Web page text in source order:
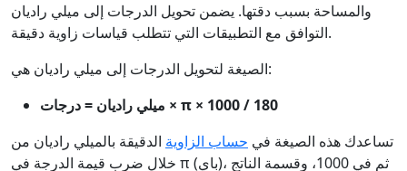
والمساحة بسبب دقتها. يضمن تحويل الدرجات إلى ميلي راديان
التوافق مع التطبيقات التي تتطلب قياسات زاوية دقيقة.
الصيغة لتحويل الدرجات إلى ميلي راديان هي:
ميلي راديان = درجات × π × 1000 / 180
تساعدك هذه الصيغة في حساب الزاوية الدقيقة بالميلي راديان من
خلال ضرب قيمة الدرجة في π (باي)، ثم في 1000، وقسمة الناتج